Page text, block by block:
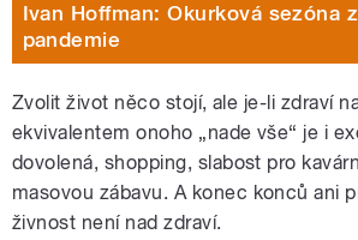
Ivan Hoffman: Okurková sezóna
pandemie
​Zvolit život něco stojí, ale je-li zdraví
ekvivalentem onoho „nade vše“ je i
dovolená, shopping, slabost pro
masovou zábavu. A konec konců ani
živnost není nad zdraví.